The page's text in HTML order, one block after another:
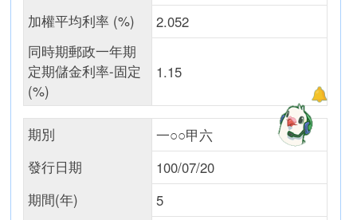
加權平均利率 (%)
2.052
同時期郵政一年期
定期儲金利率-固定
(%)
1.15
期別
一○○甲六
發行日期
100/07/20
期間(年)
5